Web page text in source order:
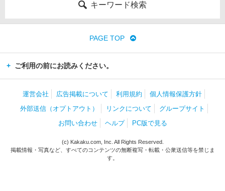
キーワード検索
PAGE TOP
ご利用の前にお読みください。
運営会社 広告掲載について 利用規約
個人情報保護方針
外部送信（オプトアウト）
リンクについて
グループサイト
お問い合わせ
ヘルプ PC版で見る
(c) Kakaku.com, Inc. All Rights Reserved.
掲載情報・写真など、すべてのコンテンツの無断複写・転載・公衆送信等を禁じま
す。